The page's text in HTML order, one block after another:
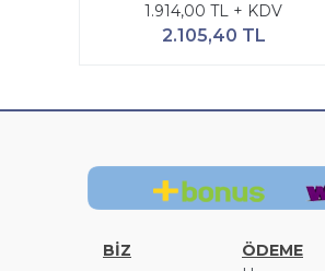
1.914,00 TL + KDV
2.105,40 TL
BİZ ÖDEME